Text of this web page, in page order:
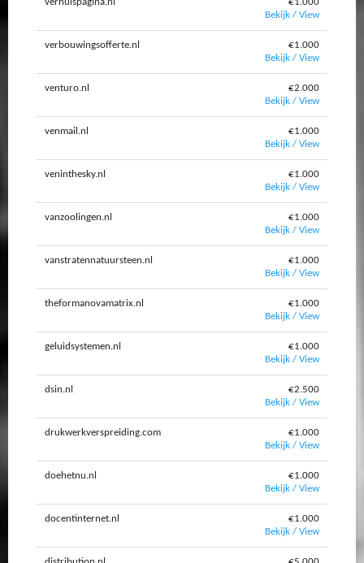
Bekijk / View
verbouwingsofferte.nl
€1.000
Bekijk / View
venturo.nl
€2.000
Bekijk / View
venmail.nl
€1.000
Bekijk / View
veninthesky.nl
€1.000
Bekijk / View
vanzoolingen.nl
€1.000
Bekijk / View
vanstratennatuursteen.nl
€1.000
Bekijk / View
theformanovamatrix.nl
€1.000
Bekijk / View
geluidsystemen.nl
€1.000
Bekijk / View
dsin.nl
€2.500
Bekijk / View
drukwerkverspreiding.com
€1.000
Bekijk / View
doehetnu.nl
€1.000
Bekijk / View
docentinternet.nl
€1.000
Bekijk / View